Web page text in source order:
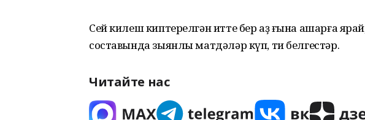
Сей килеш киптерелгән итте бер аҙ ғына ашарға
составында зыянлы матдәләр күп, ти белгестәр.
Читайте нас